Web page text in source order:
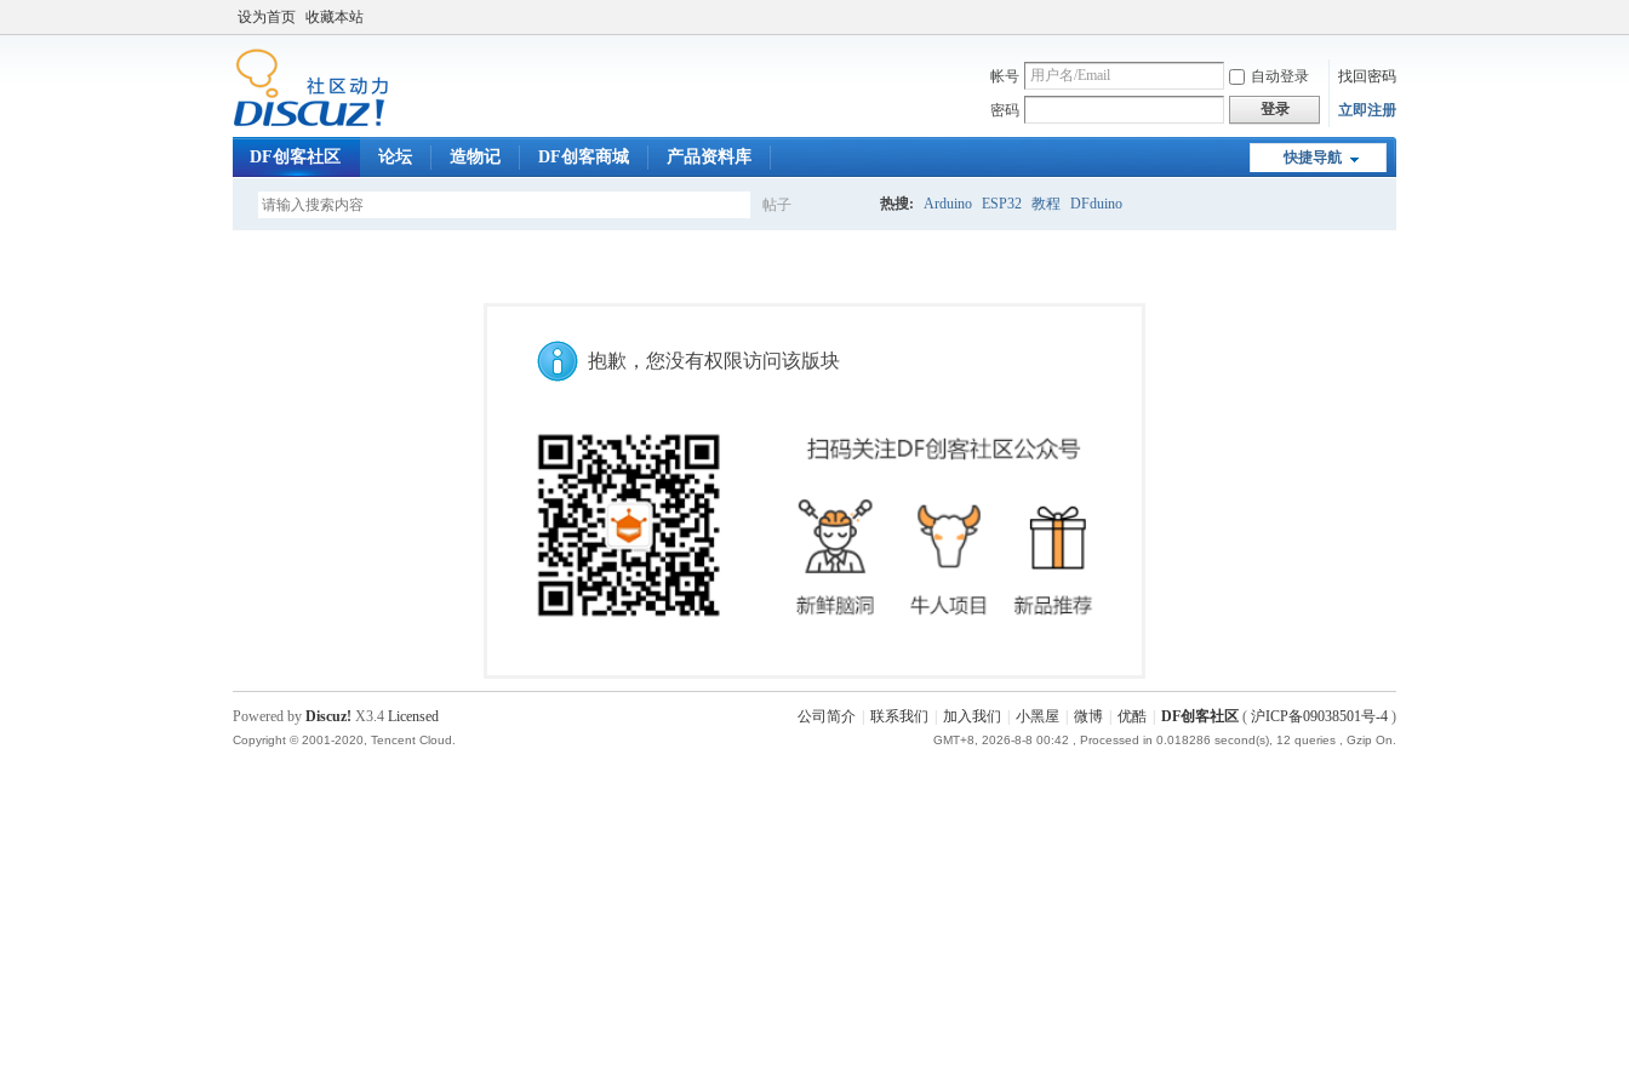
设为首页 收藏本站
帐号 自动登录
找回密码
密码
登录 立即注册
快捷导航
DF创客社区 论坛 造物记 DF创客商城 产品资料库
帖子 热搜: Arduino ESP32 教程 DFduino
抱歉，您没有权限访问该版块
公司简介 联系我们 加入我们 小黑屋 微博 优酷 DF创客社区 ( 沪ICP备09038501号-4 )
GMT+8, 2026-8-8 00:42 , Processed in 0.018286 second(s), 12 queries , Gzip On.
Powered by Discuz! X3.4 Licensed
Copyright © 2001-2020, Tencent Cloud.